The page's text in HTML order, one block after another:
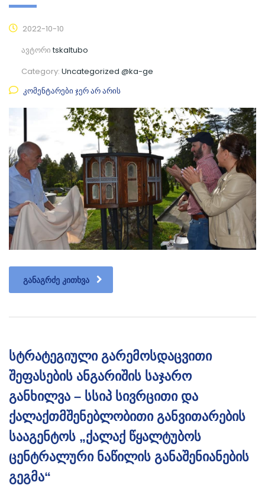
2022-10-10
ავტორიtskaltubo
Category: Uncategorized @ka-ge
კომენტარები ჯერ არ არის
ᲒᲐᲜᲐᲒᲠᲫᲔ ᲙᲘᲗᲮᲕᲐ
სტრატეგიული გარემოსდაცვითი
შეფასების ანგარიშის საჯარო
განხილვა – სსიპ სივრცითი და
ქალაქთმშენებლობითი განვითარების
სააგენტოს „ქალაქ წყალტუბოს
ცენტრალური ნაწილის განაშენიანების
გეგმა“